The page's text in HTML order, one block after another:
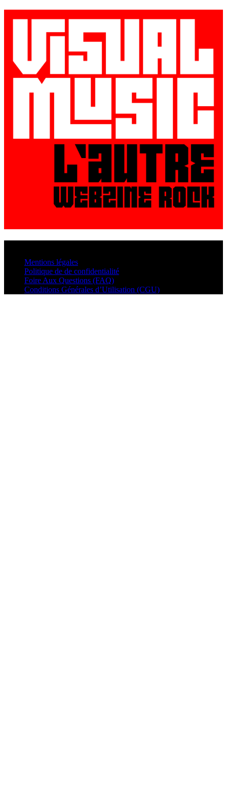
Mentions légales
Politique de de confidentialité
Foire Aux Questions (FAQ)
Conditions Générales d’Utilisation (CGU)